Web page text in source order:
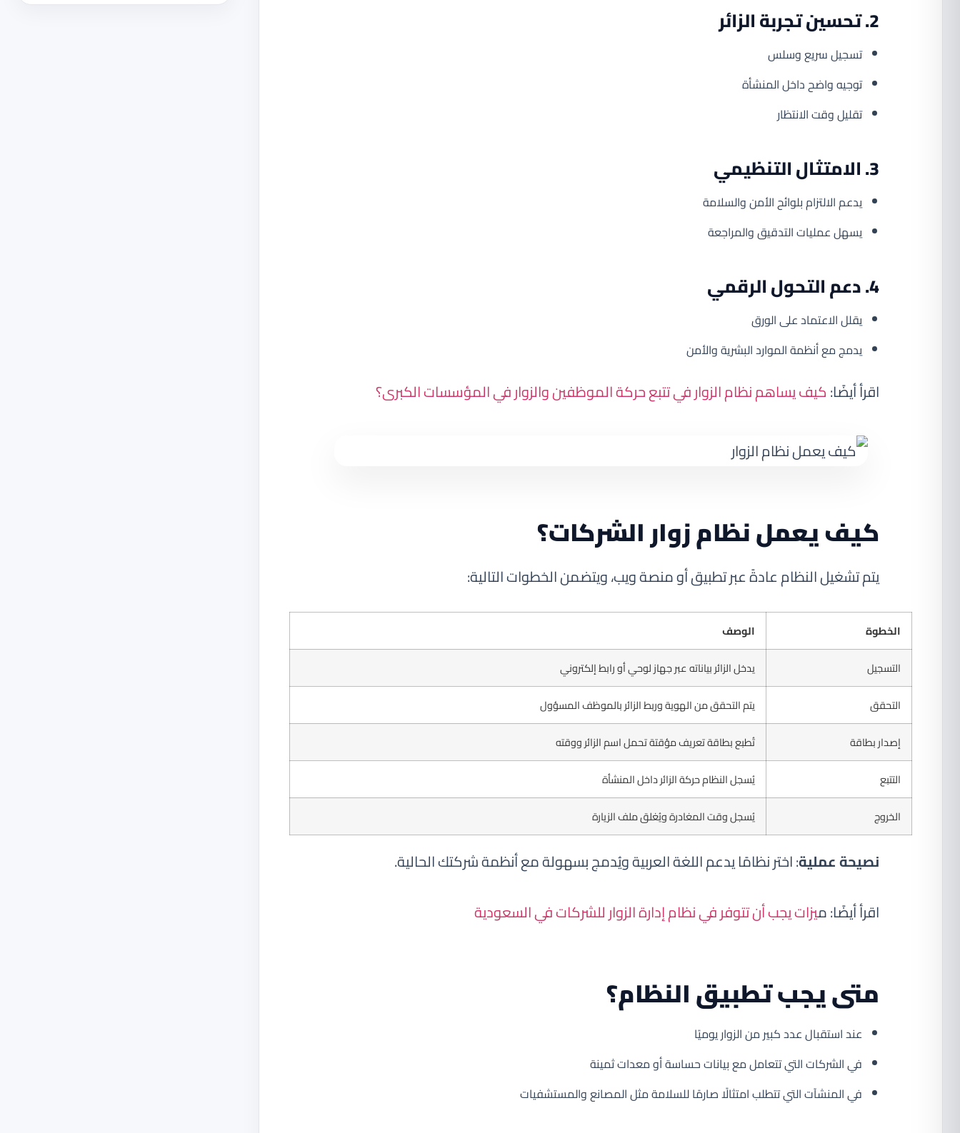
2. تحسين تجربة الزائر
تسجيل سريع وسلس
توجيه واضح داخل المنشأة
تقليل وقت الانتظار
3. الامتثال التنظيمي
يدعم الالتزام بلوائح الأمن والسلامة
يسهل عمليات التدقيق والمراجعة
4. دعم التحول الرقمي
يقلل الاعتماد على الورق
يدمج مع أنظمة الموارد البشرية والأمن
اقرأ أيضًا:كيف يساهم نظام الزوار في تتبع حركة الموظفين والزوار في المؤسسات الكبرى؟
كيف يعمل نظام زوار الشركات؟
يتم تشغيل النظام عادةً عبر تطبيق أو منصة ويب، ويتضمن الخطوات التالية:
الخطوة
الوصف
التسجيل
يدخل الزائر بياناته عبر جهاز لوحي أو رابط إلكتروني
التحقق
يتم التحقق من الهوية وربط الزائر بالموظف المسؤول
إصدار بطاقة
تُطبع بطاقة تعريف مؤقتة تحمل اسم الزائر ووقته
التتبع
يُسجل النظام حركة الزائر داخل المنشأة
الخروج
يُسجل وقت المغادرة ويُغلق ملف الزيارة
نصيحة عملية: اختر نظامًا يدعم اللغة العربية ويُدمج بسهولة مع أنظمة شركتك الحالية.
اقرأ أيضًا: ميزات يجب أن تتوفر في نظام إدارة الزوار للشركات في السعودية
متى يجب تطبيق النظام؟
عند استقبال عدد كبير من الزوار يوميًا
في الشركات التي تتعامل مع بيانات حساسة أو معدات ثمينة
في المنشآت التي تتطلب امتثالًا صارمًا للسلامة مثل المصانع والمستشفيات